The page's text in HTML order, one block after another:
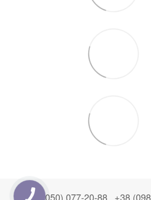
+38 (050) 077-20-88 +38